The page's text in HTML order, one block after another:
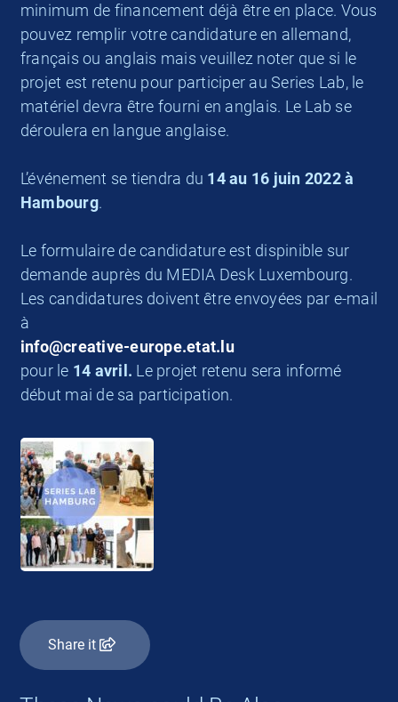
minimum de financement déjà être en place. Vous
pouvez remplir votre candidature en allemand,
français ou anglais mais veuillez noter que si le
projet est retenu pour participer au Series Lab, le
matériel devra être fourni en anglais. Le Lab se
déroulera en langue anglaise.
L’événement se tiendra du 14 au 16 juin 2022 à
Hambourg.
Le formulaire de candidature est dispinible sur
demande auprès du MEDIA Desk Luxembourg.
Les candidatures doivent être envoyées par e-mail
à
info@creative-europe.etat.lu
pour le 14 avril. Le projet retenu sera informé
début mai de sa participation.
Share it